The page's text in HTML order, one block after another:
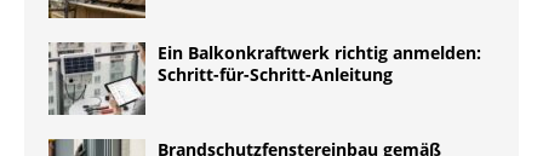
Ein Balkonkraftwerk richtig anmelden:
Schritt-für-Schritt-Anleitung
Brandschutzfenstereinbau gemäß